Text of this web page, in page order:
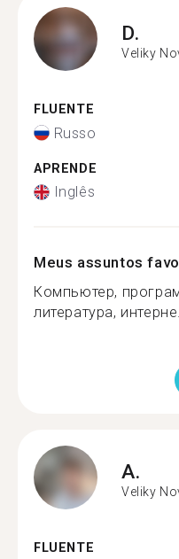
D.
Veliky
FLUENTE
Russo
APRENDE
Inglês
Meus assuntos
Компьютер,
литература,
A.
Veliky
FLUENTE